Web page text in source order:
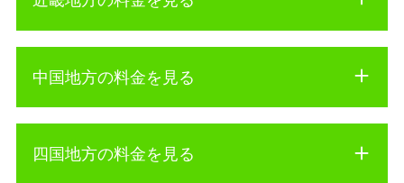
中国地方の料金を見る
四国地方の料金を見る